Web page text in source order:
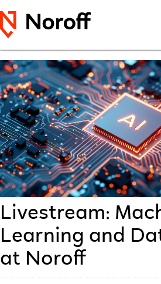
Livestream:
Learning and
at Noroff